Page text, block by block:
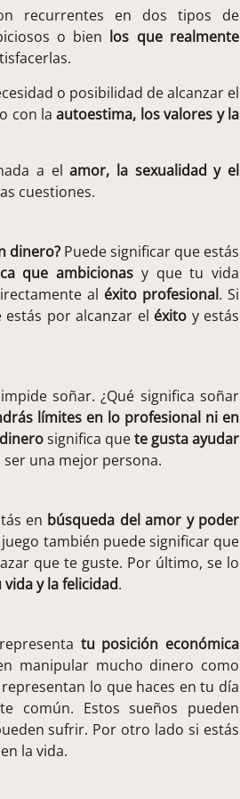
recurrentes en dos tipos de
o bien los que realmente
o posibilidad de alcanzar el
con laautoestima, los valores y la
a elamor, la sexualidad y el
cuestiones.
dinero?Puede significar que estás
que ambicionas y que tu vida
al éxito profesional. Si
por alcanzar el éxito y estás
soñar. ¿Qué significa soñar
límites en lo profesional ni en
significa quete gusta ayudar
una mejor persona.
en búsqueda del amor y poder
también puede significar que
que te guste. Por último, se lo
y la felicidad.
tu posición económica
manipular mucho dinero como
lo que haces en tu día
común. Estos sueños pueden
sufrir. Por otro lado si estás
la vida.